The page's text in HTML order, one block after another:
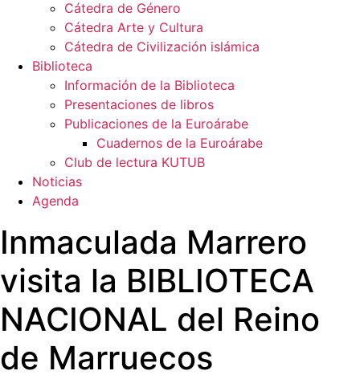
Cátedra de Género
Cátedra Arte y Cultura
Cátedra de Civilización islámica
Biblioteca
Información de la Biblioteca
Presentaciones de libros
Publicaciones de la Euroárabe
Cuadernos de la Euroárabe
Club de lectura KUTUB
Noticias
Agenda
Inmaculada Marrero
visita la BIBLIOTECA
NACIONAL del Reino
de Marruecos